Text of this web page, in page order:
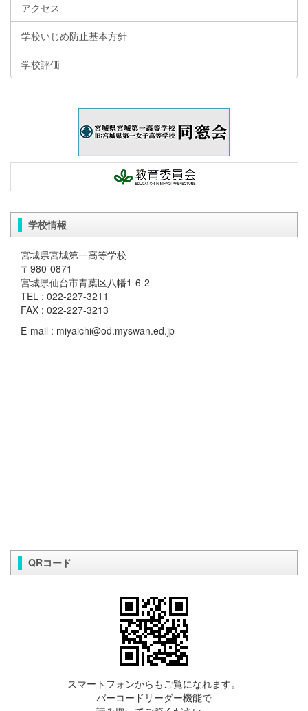
アクセス
学校いじめ防止基本方針
学校評価
学校情報
宮城県宮城第一高等学校
〒980-0871
宮城県仙台市青葉区八幡1-6-2
TEL : 022-227-3211
FAX : 022-227-3213
E-mail : miyaichi@od.myswan.ed.jp
QRコード
スマートフォンからもご覧になれます。
バーコードリーダー機能で